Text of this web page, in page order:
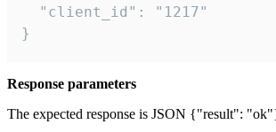
  "client_id": "1217"
}
Response parameters
The expected response is JSON {"result":